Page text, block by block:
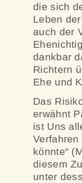
die sich
Leben
auch der
dankbar
Richtern
Ehe und
Das
erwähnt
ist Uns
könnte“
diesem
unter